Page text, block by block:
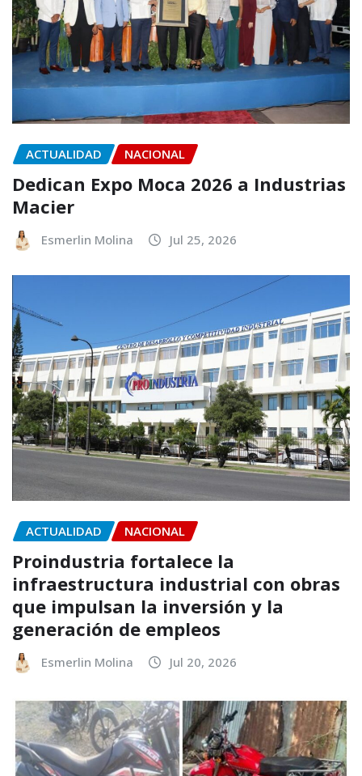
ACTUALIDAD NACIONAL
Dedican Expo Moca 2026 a Industrias
Macier
Esmerlin Molina Jul 25, 2026
ACTUALIDAD NACIONAL
Proindustria fortalece la
infraestructura industrial con obras
que impulsan la inversión y la
generación de empleos
Esmerlin Molina Jul 20, 2026